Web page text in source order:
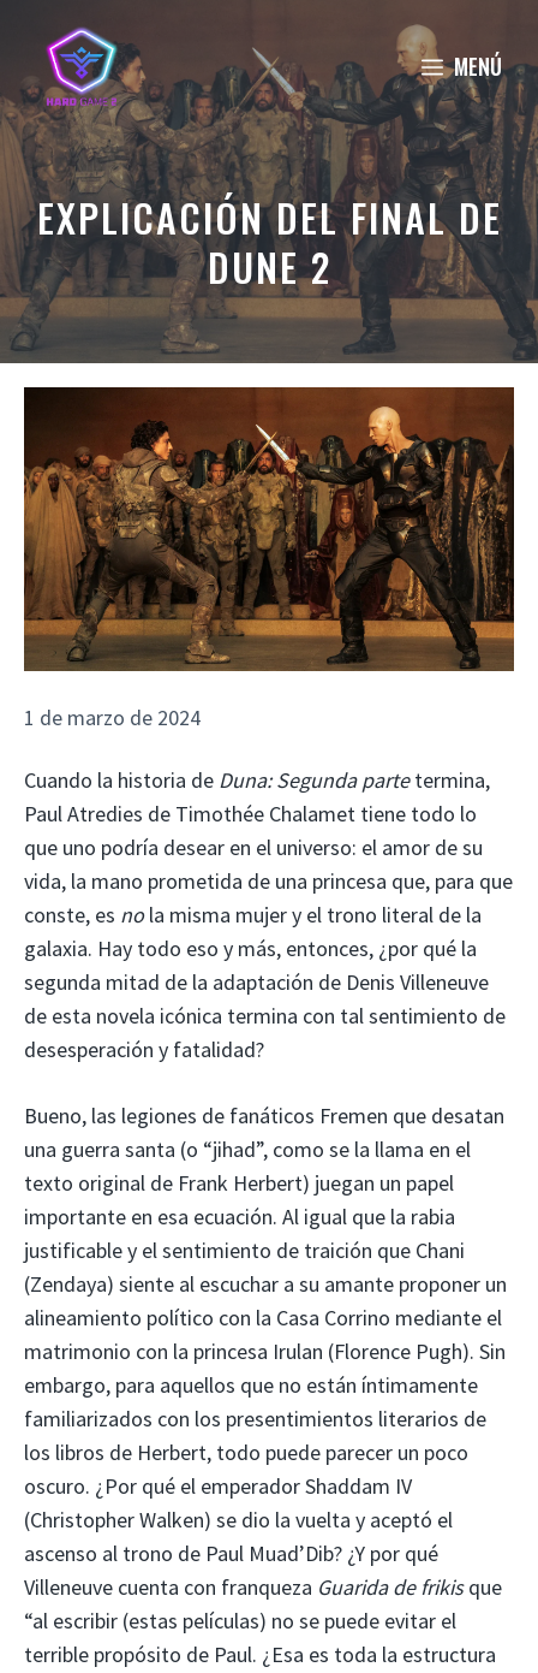
contenido
MENÚ
EXPLICACIÓN DEL FINAL DE
DUNE 2
1 de marzo de 2024
Cuando la historia de Duna: Segunda partetermina,
Paul Atredies de Timothée Chalamet tiene todo lo
que uno podría desear en el universo: el amor de su
vida, la mano prometida de una princesa que, para que
conste, es nola misma mujer y el trono literal de la
galaxia. Hay todo eso y más, entonces, ¿por qué la
segunda mitad de la adaptación de Denis Villeneuve
de esta novela icónica termina con tal sentimiento de
desesperación y fatalidad?
Bueno, las legiones de fanáticos Fremen que desatan
una guerra santa (o “jihad”, como se la llama en el
texto original de Frank Herbert) juegan un papel
importante en esa ecuación. Al igual que la rabia
justificable y el sentimiento de traición que Chani
(Zendaya) siente al escuchar a su amante proponer un
alineamiento político con la Casa Corrino mediante el
matrimonio con la princesa Irulan (Florence Pugh). Sin
embargo, para aquellos que no están íntimamente
familiarizados con los presentimientos literarios de
los libros de Herbert, todo puede parecer un poco
oscuro. ¿Por qué el emperador Shaddam IV
(Christopher Walken) se dio la vuelta y aceptó el
ascenso al trono de Paul Muad’Dib? ¿Y por qué
Villeneuve cuenta con franqueza Guarida de frikisque
“al escribir (estas películas) no se puede evitar el
terrible propósito de Paul. ¿Esa es toda la estructura